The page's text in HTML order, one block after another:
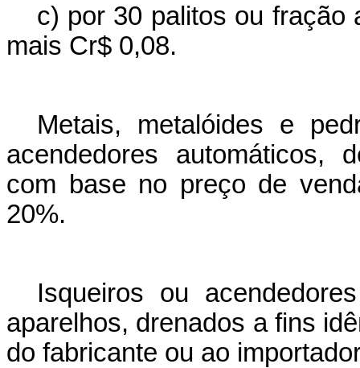
c) por 30 palitos ou fração
mais Cr$ 0,08.
Metais, metalóides e
acendedores automáticos,
com base no preço de
20%.
Isqueiros ou
aparelhos, drenados a fins
do fabricante ou ao